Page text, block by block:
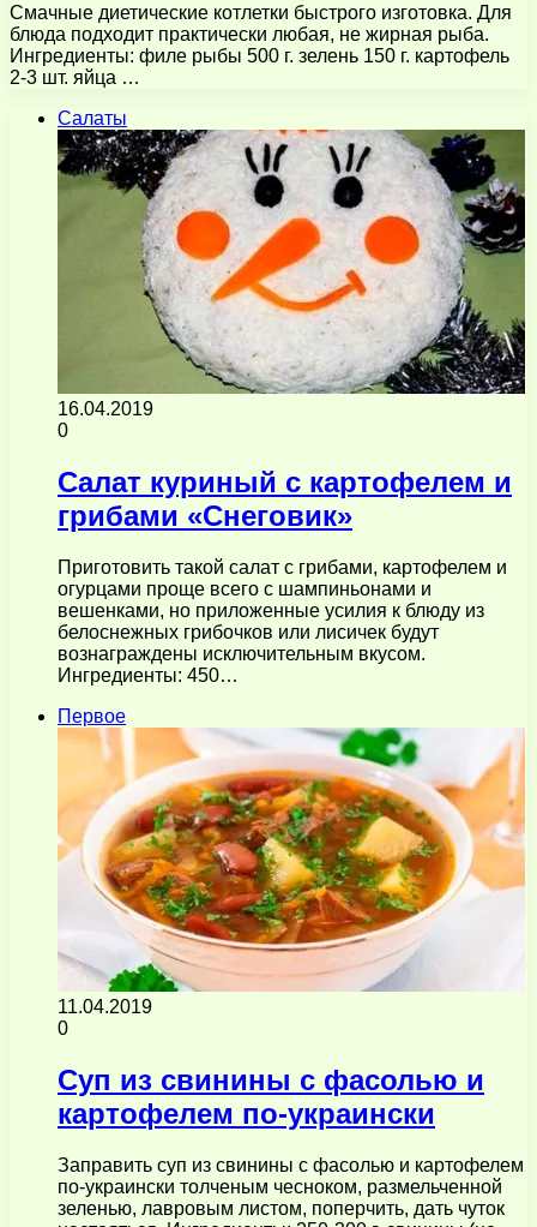
Смачные диетические котлетки быстрого изготовка. Для
блюда подходит практически любая, не жирная рыба.
Ингредиенты: филе рыбы 500 г. зелень 150 г. картофель
2-3 шт. яйца …
Салаты
16.04.2019
0
Салат куриный с картофелем и
грибами «Снеговик»
Приготовить такой салат с грибами, картофелем и
огурцами проще всего с шампиньонами и
вешенками, но приложенные усилия к блюду из
белоснежных грибочков или лисичек будут
вознаграждены исключительным вкусом.
Ингредиенты: 450…
Первое
11.04.2019
0
Суп из свинины с фасолью и
картофелем по-украински
Заправить суп из свинины с фасолью и картофелем
по-украински толченым чесноком, размельченной
зеленью, лавровым листом, поперчить, дать чуток